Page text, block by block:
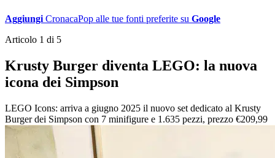
Aggiungi CronacaPop alle tue fonti preferite su Google
Articolo 1 di 5
Krusty Burger diventa LEGO: la nuova
icona dei Simpson
LEGO Icons: arriva a giugno 2025 il nuovo set dedicato al Krusty
Burger dei Simpson con 7 minifigure e 1.635 pezzi, prezzo €209,99